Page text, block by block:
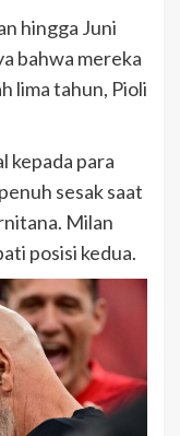
hingga Juni
bahwa mereka
lima tahun, Pioli
kepada para
sesak saat
Milan
posisi kedua.